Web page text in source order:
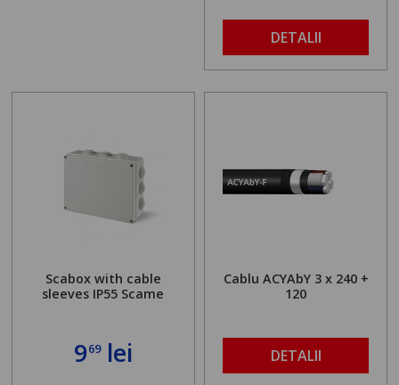
DETALII
Scabox with cable
sleeves IP55 Scame
969lei
Cablu ACYAbY 3 x 240 +
120
DETALII